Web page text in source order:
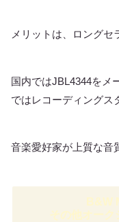
メリットは、ロングセ
国内ではJBL4344をメ
ではレコーディングス
音楽愛好家が上質な音
B&W
その他オーク